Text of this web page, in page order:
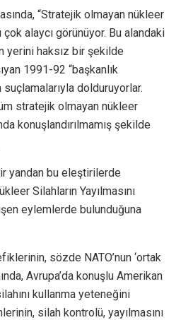
“Stratejik olmayan nükleer
çok alaycı görünüyor. Bu alandaki
yerini haksız bir şekilde
1991-92 “başkanlık
dolduruyorlar.
stratejik olmayan nükleer
konuşlandırılmamış şekilde
yandan bu eleştirilerde
Silahların Yayılmasını
eylemlerde bulunduğuna
sözde NATO’nun ‘ortak
Avrupa’da konuşlu Amerikan
kullanma yeteneğini
silah kontrolü, yayılmasını